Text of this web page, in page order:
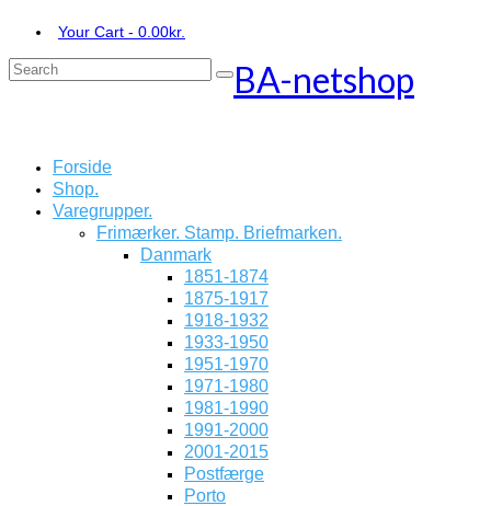
Your Cart - 0.00kr.
Search
BA-netshop
Forside
Shop.
Varegrupper.
Frimærker. Stamp. Briefmarken.
Danmark
1851-1874
1875-1917
1918-1932
1933-1950
1951-1970
1971-1980
1981-1990
1991-2000
2001-2015
Postfærge
Porto